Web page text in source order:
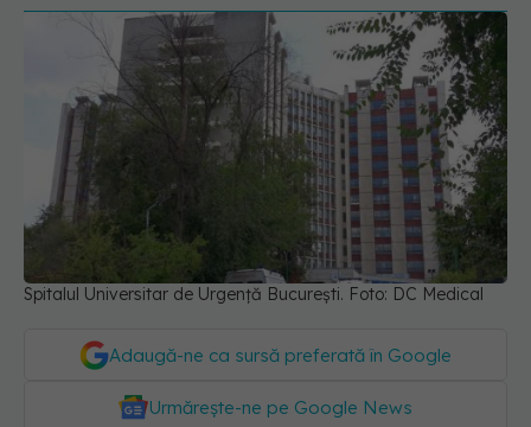
Spitalul Universitar de Urgență București. Foto: DC Medical
Adaugă-ne ca sursă preferată în Google
Urmărește-ne pe Google News